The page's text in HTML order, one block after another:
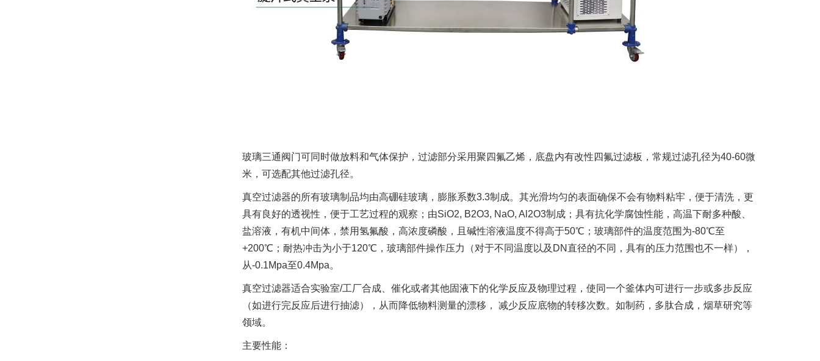
玻璃三通阀门可同时做放料和气体保护，过滤部分采用聚四氟乙烯，底盘内有改性四氟过滤板，常规过滤孔径为40-60微
米，可选配其他过滤孔径。
真空过滤器的所有玻璃制品均由高硼硅玻璃，膨胀系数3.3制成。其光滑均匀的表面确保不会有物料粘牢，便于清洗，更
具有良好的透视性，便于工艺过程的观察；由SiO2, B2O3, NaO, Al2O3制成；具有抗化学腐蚀性能，高温下耐多种酸、
盐溶液，有机中间体，禁用氢氟酸，高浓度磷酸，且碱性溶液温度不得高于50℃；玻璃部件的温度范围为-80℃至
+200℃；耐热冲击为小于120℃，玻璃部件操作压力（对于不同温度以及DN直径的不同，具有的压力范围也不一样），
从-0.1Mpa至0.4Mpa。
真空过滤器适合实验室/工厂合成、催化或者其他固液下的化学反应及物理过程，使同一个釜体内可进行一步或多步反应
（如进行完反应后进行抽滤），从而降低物料测量的漂移， 减少反应底物的转移次数。如制药，多肽合成，烟草研究等
领域。
主要性能：